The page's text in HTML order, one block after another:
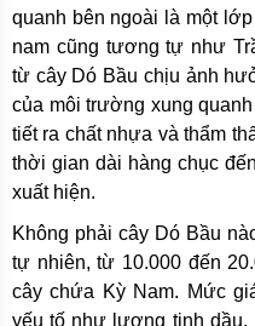
quanh bên ngoài là một
nam cũng tương tự như
từ cây Dó Bầu chịu ảnh
của môi trường xung
tiết ra chất nhựa và thẩm
thời gian dài hàng chục
xuất hiện.
Không phải cây Dó Bầu
tự nhiên, từ 10.000 đến
cây chứa Kỳ Nam. Mức
yếu tố như lượng tinh dầu,